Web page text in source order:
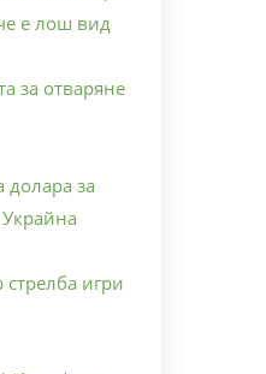
е лош вид
за отваряне
за
игри